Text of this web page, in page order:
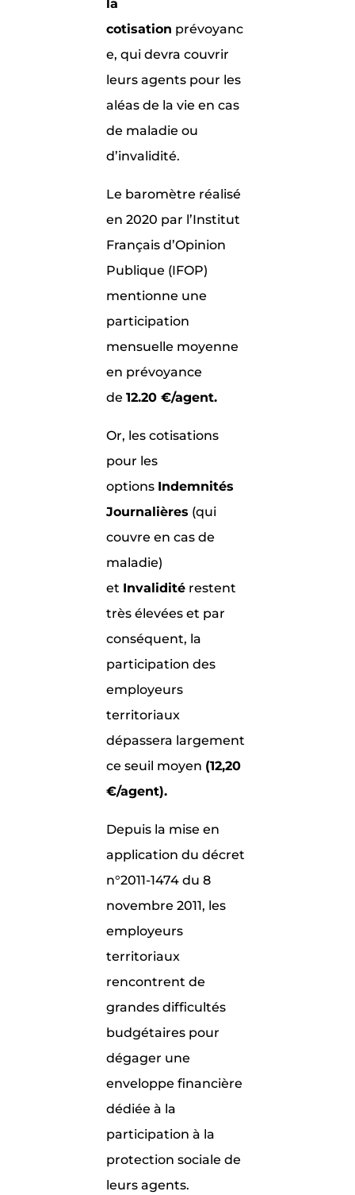
la
cotisation prévoyanc
e, qui devra couvrir
leurs agents pour les
aléas de la vie en cas
de maladie ou
d’invalidité.
Le baromètre réalisé
en 2020 par l’Institut
Français d’Opinion
Publique (IFOP)
mentionne une
participation
mensuelle moyenne
en prévoyance
de 12.20 €/agent.
Or, les cotisations
pour les
options Indemnités
Journalières (qui
couvre en cas de
maladie)
et Invalidité restent
très élevées et par
conséquent, la
participation des
employeurs
territoriaux
dépassera largement
ce seuil moyen (12,20
€/agent).
Depuis la mise en
application du décret
n°2011-1474 du 8
novembre 2011, les
employeurs
territoriaux
rencontrent de
grandes difficultés
budgétaires pour
dégager une
enveloppe financière
dédiée à la
participation à la
protection sociale de
leurs agents.